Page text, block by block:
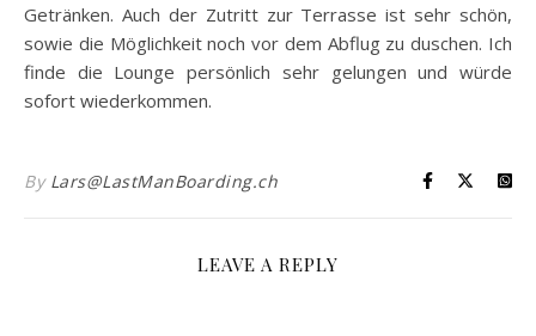
Getränken. Auch der Zutritt zur Terrasse ist sehr schön,
sowie die Möglichkeit noch vor dem Abflug zu duschen. Ich
finde die Lounge persönlich sehr gelungen und würde
sofort wiederkommen.
By Lars@LastManBoarding.ch
LEAVE A REPLY